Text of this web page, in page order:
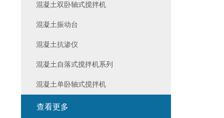
混凝土双卧轴式搅拌机
混凝土振动台
混凝土抗渗仪
混凝土自落式搅拌机系列
混凝土单卧轴式搅拌机
查看更多